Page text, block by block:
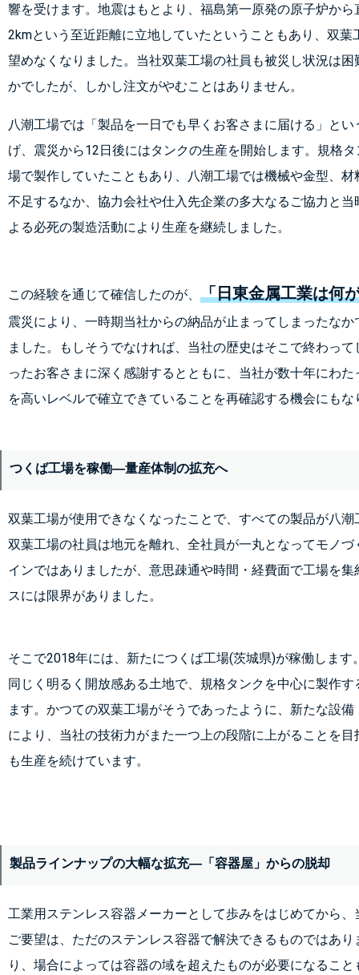
響を受けます。地震はもとより、福島第一原発の原子炉から
2kmという至近距離に立地していたということもあり、双葉
望めなくなりました。当社双葉工場の社員も被災し状況は困
かでしたが、しかし注文がやむことはありません。
八潮工場では「製品を一日でも早くお客さまに届ける」とい
げ、震災から12日後にはタンクの生産を開始します。規格
場で製作していたこともあり、八潮工場では機械や金型、材
不足するなか、協力会社や仕入先企業の多大なるご協力と当
よる必死の製造活動により生産を継続しました。
この経験を通じて確信したのが、 「日東金属工業は何
震災により、一時期当社からの納品が止まってしまったな
ました。もしそうでなければ、当社の歴史はそこで終わっ
ったお客さまに深く感謝するとともに、当社が数十年にわ
を高いレベルで確立できていることを再確認する機会にもな
つくば工場を稼働―量産体制の拡充へ
双葉工場が使用できなくなったことで、すべての製品が八
双葉工場の社員は地元を離れ、全社員が一丸となってモノ
インではありましたが、意思疎通や時間・経費面で工場を
スには限界がありました。
そこで2018年には、新たにつくば工場(茨城県)が稼働します
同じく明るく開放感ある土地で、規格タンクを中心に製作す
ます。かつての双葉工場がそうであったように、新たな設備
により、当社の技術力がまた一つ上の段階に上がることを目
も生産を続けています。
製品ラインナップの大幅な拡充―「容器屋」からの脱却
工業用ステンレス容器メーカーとして歩みをはじめてから
ご要望は、ただのステンレス容器で解決できるものではあ
り、場合によっては容器の域を超えたものが必要になるこ